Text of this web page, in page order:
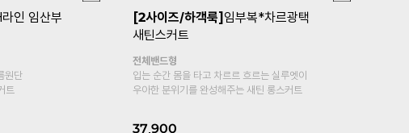
[기획특가 1+1][S-made]임부복*보
들보들면스판 임산부레깅스
복대형
보들보들 부드러운
면스판 레깅스예요☆
24,900